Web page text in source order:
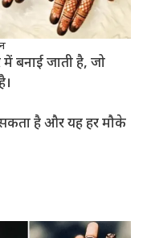
बनाई जाती है, जो
है और यह हर मौके